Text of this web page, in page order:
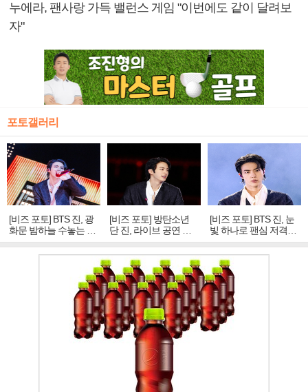
누에라, 팬사랑 가득 밸런스 게임 "이번에도 같이 달려보
자"
포토갤러리
[비즈 포토] BTS 진, 광
화문 밤하늘 수놓는 '비
주얼 킹'의 열창
[비즈 포토] 방탄소년
단 진, 라이브 공연 중
빛나는 독보적 아우라
[비즈 포토] BTS 진, 눈
빛 하나로 팬심 저격…
독보적 카리스마